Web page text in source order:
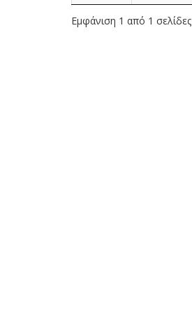
Εμφάνιση 1 από 1 σελίδες